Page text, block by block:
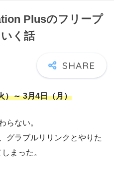
Plusのフリープ
く話
）～ 3月4日（月）
らない。
グラブルリリンクとやりた
まった。